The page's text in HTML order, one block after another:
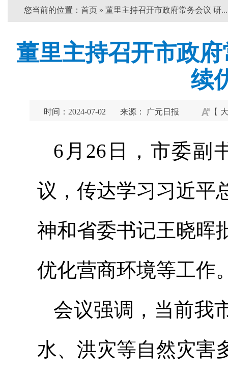
您当前的位置： 首页 » 董里主持召开市政府常务会议 研
董里主持召开市政
续
时间：2024-07-02 来源： 广元日报 【 大
6月26日，市委副
议，传达学习习近平
神和省委书记王晓晖
优化营商环境等工作
会议强调，当前我
水、洪灾等自然灾害